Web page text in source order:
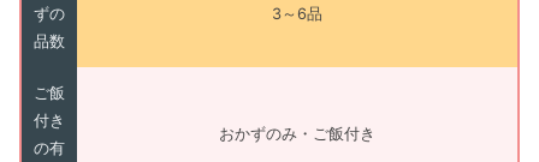
ずの
品数
3～6品
ご飯
付き
の有
おかずのみ・ご飯付き